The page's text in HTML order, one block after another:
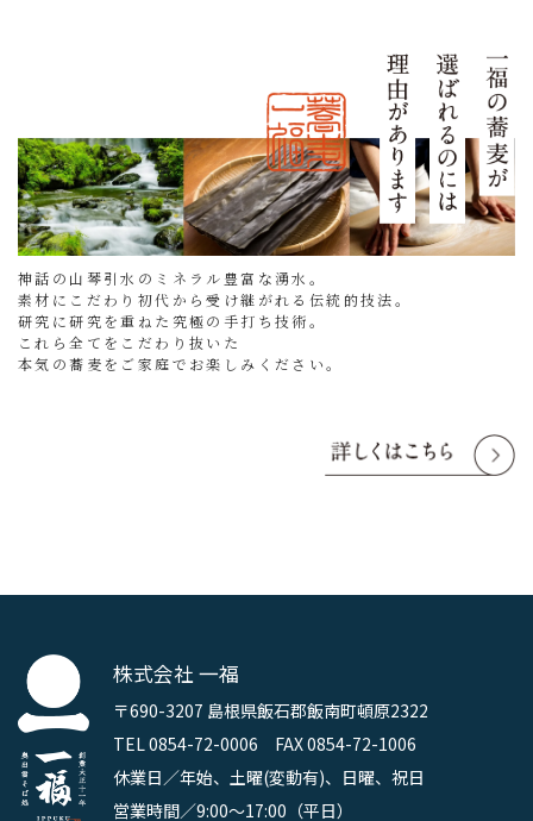
神話の山琴引水のミネラル豊富な湧水。
素材にこだわり初代から受け継がれる伝統的技法。
研究に研究を重ねた究極の手打ち技術。
これら全てをこだわり抜いた
本気の蕎麦をご家庭でお楽しみください。
株式会社 一福
〒690-3207 島根県飯石郡飯南町頓原2322
TEL 0854-72-0006 FAX 0854-72-1006
休業日／年始、土曜(変動有)、日曜、祝日
営業時間／9:00～17:00（平日）